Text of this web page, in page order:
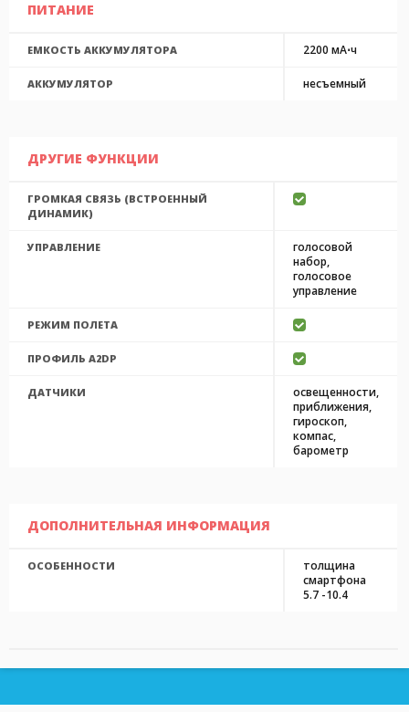
ПИТАНИЕ
ЕМКОСТЬ АККУМУЛЯТОРА 2200 мА⋅ч
АККУМУЛЯТОР несъемный
ДРУГИЕ ФУНКЦИИ
ГРОМКАЯ СВЯЗЬ (ВСТРОЕННЫЙ
ДИНАМИК)
УПРАВЛЕНИЕ
голосовой
набор,
голосовое
управление
РЕЖИМ ПОЛЕТА
ПРОФИЛЬ A2DP
ДАТЧИКИ
освещенности,
приближения,
гироскоп,
компас,
барометр
ДОПОЛНИТЕЛЬНАЯ ИНФОРМАЦИЯ
ОСОБЕННОСТИ
толщина
смартфона
5.7 -10.4